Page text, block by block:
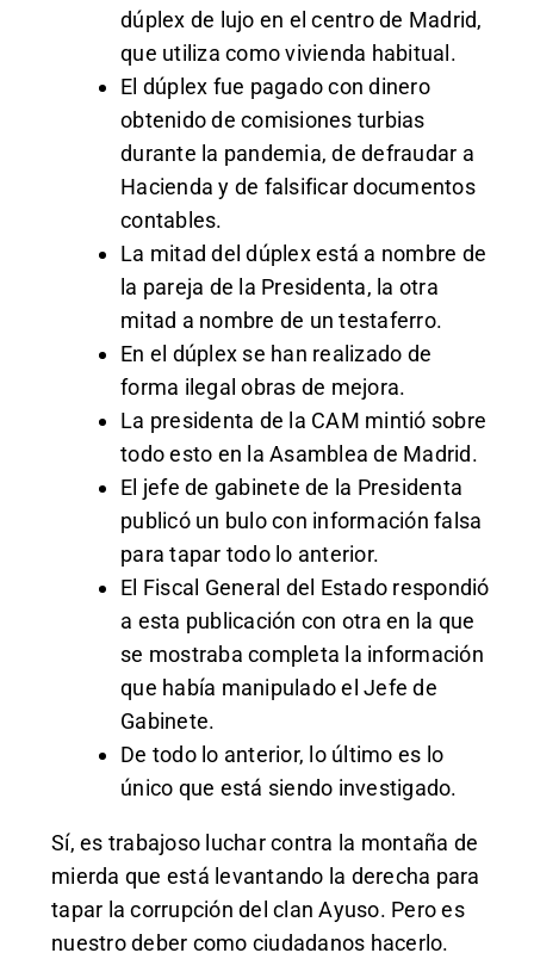
dúplex de lujo en el centro de Madrid,
que utiliza como vivienda habitual.
El dúplex fue pagado con dinero
obtenido de comisiones turbias
durante la pandemia, de defraudar a
Hacienda y de falsificar documentos
contables.
La mitad del dúplex está a nombre de
la pareja de la Presidenta, la otra
mitad a nombre de un testaferro.
En el dúplex se han realizado de
forma ilegal obras de mejora.
La presidenta de la CAM mintió sobre
todo esto en la Asamblea de Madrid.
El jefe de gabinete de la Presidenta
publicó un bulo con información falsa
para tapar todo lo anterior.
El Fiscal General del Estado respondió
a esta publicación con otra en la que
se mostraba completa la información
que había manipulado el Jefe de
Gabinete.
De todo lo anterior, lo último es lo
único que está siendo investigado.
Sí, es trabajoso luchar contra la montaña de
mierda que está levantando la derecha para
tapar la corrupción del clan Ayuso. Pero es
nuestro deber como ciudadanos hacerlo.